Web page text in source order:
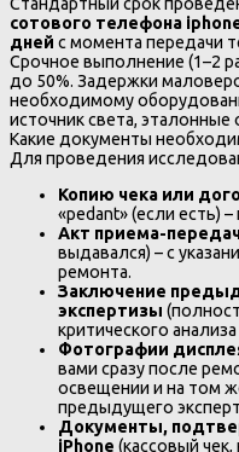
Стандартный срок
сотового телефона
дней с момента передачи
Срочное выполнение (1–2
до 50%. Задержки
необходимому
источник света, эталонные
Какие документы
Для проведения
Копию чека или
«pedant» (если есть)
Акт приема-
выдавался) – с
ремонта.
Заключение
экспертизы
критического
Фотографии
вами сразу после
освещении и на том
предыдущего
Документы,
iPhone (кассовый чек,